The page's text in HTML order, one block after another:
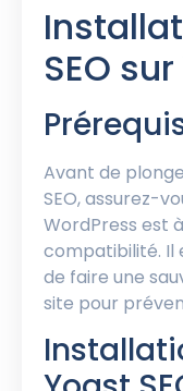
SEO
Avant de
SEO, assurez-
WordPress est
compatibilité. Il
de faire une
site pour